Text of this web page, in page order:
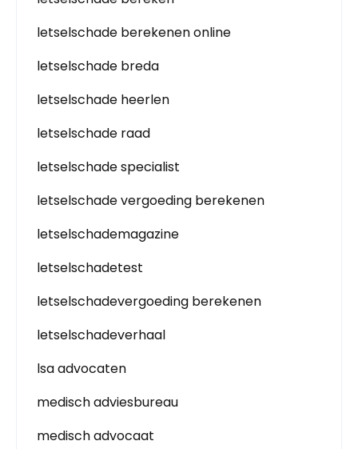
letselschade berekenen online
letselschade breda
letselschade heerlen
letselschade raad
letselschade specialist
letselschade vergoeding berekenen
letselschademagazine
letselschadetest
letselschadevergoeding berekenen
letselschadeverhaal
lsa advocaten
medisch adviesbureau
medisch advocaat